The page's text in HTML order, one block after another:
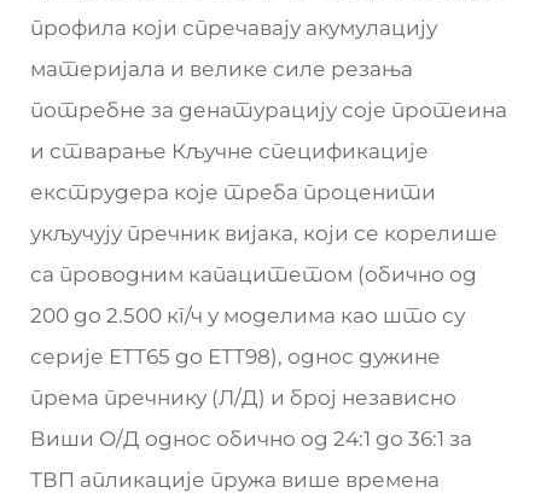
профила који спречавају акумулацију
материјала и велике силе резања
потребне за денатурацију соје протеина
и стварање Кључне спецификације
екструдера које треба проценити
укључују пречник вијака, који се корелише
са проводним капацитетом (обично од
200 до 2.500 кг/ч у моделима као што су
серије ЕТТ65 до ЕТТ98), однос дужине
према пречнику (Л/Д) и број независно
Виши О/Д однос обично од 24:1 до 36:1 за
ТВП апликације пружа више времена